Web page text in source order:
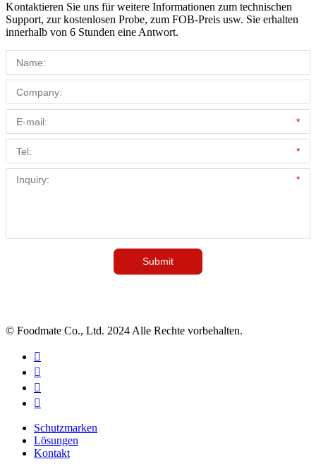
Kontaktieren Sie uns für weitere Informationen zum technischen
Support, zur kostenlosen Probe, zum FOB-Preis usw. Sie erhalten
innerhalb von 6 Stunden eine Antwort.
© Foodmate Co., Ltd. 2024 Alle Rechte vorbehalten.




Schutzmarken
Lösungen
Kontakt